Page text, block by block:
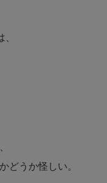
どうか怪しい。